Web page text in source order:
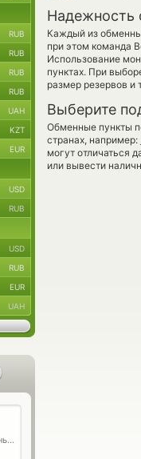
Надежность
Каждый из
при этом команда
Использование
пунктах. При
размер резервов и
Выберите
Обменные пункты
странах, например:
могут отличаться
или вывести
RUB
RUB
RUB
RUB
UAH
KZT
EUR
USD
RUB
USD
RUB
EUR
UAH